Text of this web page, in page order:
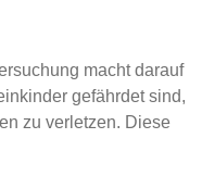
macht darauf
gefährdet sind,
zu verletzen. Diese